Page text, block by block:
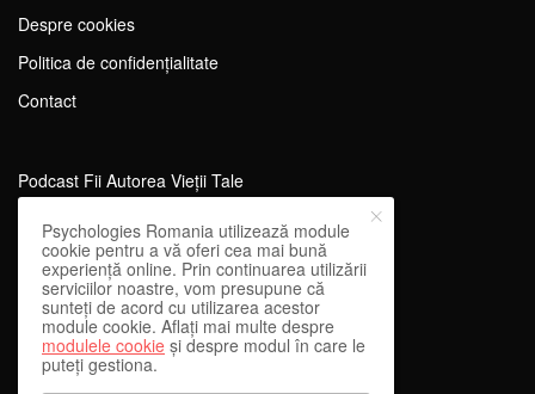
Despre cookies
Politica de confidențialitate
Contact
Podcast Fii Autorea Vieții Tale
Evenimente Fii Autoarea Vieții Tale!
SportEdu
Antrenament Mental pentru Sportivi
Learning Network
WEnough
Psychologies Romania utilizează module
cookie pentru a vă oferi cea mai bună
experiență online. Prin continuarea utilizării
serviciilor noastre, vom presupune că
sunteți de acord cu utilizarea acestor
module cookie. Aflați mai multe despre
modulele cookie și despre modul în care le
puteți gestiona.